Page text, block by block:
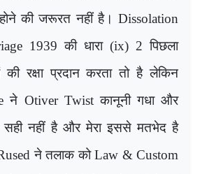
की जरूरत नहीं है। Dissolation
1939 की धारा (ix) 2 पिछला
की रक्षा प्रदान करता तो है लेकिन
ने Otiver Twistकानूनी गधा और
सही नहीं है और मेरा इससे मतभेद है
ने तलाक कोLaw & Custom